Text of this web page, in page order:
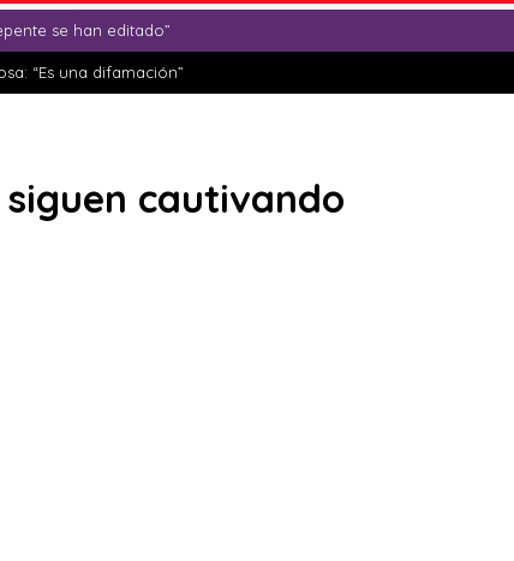
se han editado”
“Es una difamación”
siguen cautivando